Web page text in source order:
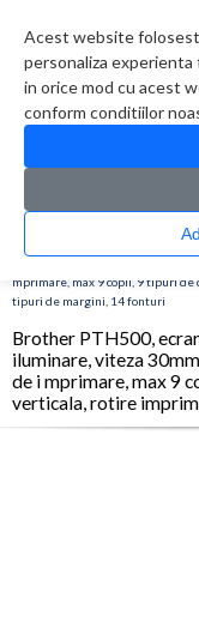
Acest website
personaliza
in orice mod cu acest
conform conditiilor
CATALOG
>
mprimare, max 9 copii, 9 tipuri
tipuri de margini, 14 fonturi
Brother PTH500,
iluminare, viteza
de i mprimare, max 9
verticala, rotire